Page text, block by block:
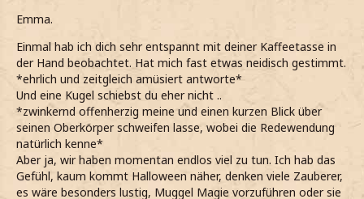
Emma.
Einmal hab ich dich sehr entspannt mit deiner Kaffeetasse in
der Hand beobachtet. Hat mich fast etwas neidisch gestimmt.
*ehrlich und zeitgleich amüsiert antworte*
Und eine Kugel schiebst du eher nicht ..
*zwinkernd offenherzig meine und einen kurzen Blick über
seinen Oberkörper schweifen lasse, wobei die Redewendung
natürlich kenne*
Aber ja, wir haben momentan endlos viel zu tun. Ich hab das
Gefühl, kaum kommt Halloween näher, denken viele Zauberer,
es wäre besonders lustig, Muggel Magie vorzuführen oder sie